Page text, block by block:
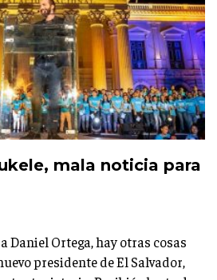
mala noticia para
Daniel Ortega, hay otras cosas
presidente de El Salvador,